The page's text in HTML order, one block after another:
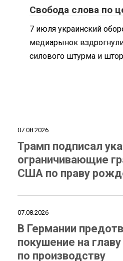
Свобода слова по
7 июля украинский
медиарынок
силового штурма и
07.08.2026
Трамп подписал
ограничивающие
США по праву
07.08.2026
В Германии
покушение на
по производству